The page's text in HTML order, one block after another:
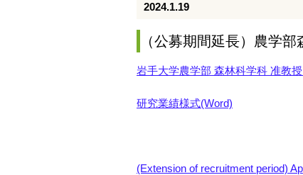
2024.1.19
（公募期間延長）農学
岩手大学農学部 森林科学科 准教
研究業績様式(Word)
(Extension of recruitment period)